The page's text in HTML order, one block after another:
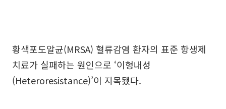
황색포도알균(MRSA) 혈류감염 환자의 표준 항생제
치료가 실패하는 원인으로 ‘이형내성
(Heteroresistance)’이 지목됐다.